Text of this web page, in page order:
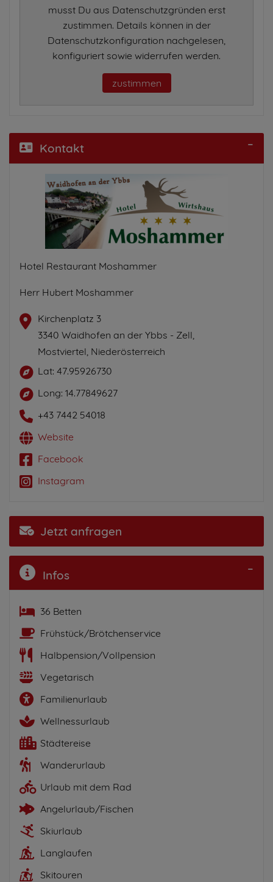
musst Du aus Datenschutzgründen erst
zustimmen. Details können in der
Datenschutzkonfiguration nachgelesen,
konfiguriert sowie widerrufen werden.
zustimmen
Kontakt
Hotel Restaurant Moshammer
Herr Hubert Moshammer
Kirchenplatz 3
3340 Waidhofen an der Ybbs - Zell,
Mostviertel, Niederösterreich
Lat: 47.95926730
Long: 14.77849627
+43 7442 54018
Website
Facebook
Instagram
Jetzt anfragen
Infos
36 Betten
Frühstück/Brötchenservice
Halbpension/Vollpension
Vegetarisch
Familienurlaub
Wellnessurlaub
Städtereise
Wanderurlaub
Urlaub mit dem Rad
Angelurlaub/Fischen
Skiurlaub
Langlaufen
Skitouren